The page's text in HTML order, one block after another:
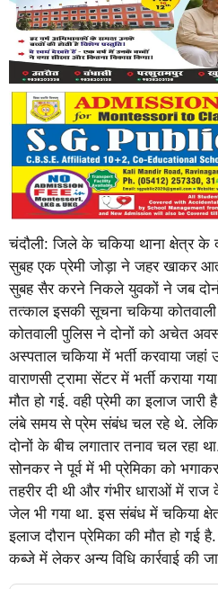
चंदौली: जिले के चकिया थाना क्षेत्र के
सुबह एक प्रेमी जोड़ा ने जहर खाकर
सुबह सैर करने निकले युवकों ने जब
तत्काल इसकी सूचना चकिया
कोतवाली पुलिस ने दोनों को अचेत
अस्पताल चकिया में भर्ती करवाया जहां
वाराणसी ट्रामा सेंटर में भर्ती कराया
मौत हो गई. वही प्रेमी का इलाज
लंबे समय से प्रेम संबंध चल रहे थे.
दोनों के बीच लगातार तनाव चल रहा
सोनकर ने पूर्व में भी प्रेमिका को
तहरीर दी थी और गंभीर धाराओं में
जेल भी गया था. इस संबंध में चकिया
इलाज दौरान प्रेमिका की मौत हो गई
कब्जे में लेकर अन्य विधि कार्रवाई की